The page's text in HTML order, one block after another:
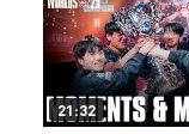
21:32